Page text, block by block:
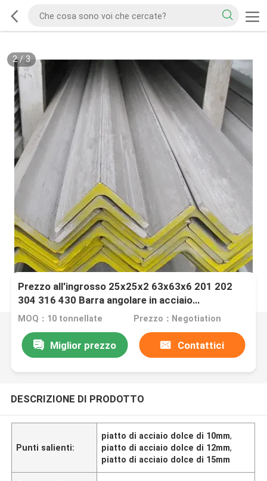
2/3
Prezzo all'ingrosso 25x25x2 63x63x6 201 202
304 316 430 Barra angolare in acciaio
inossidabile laminata a freddo
MOQ：10 tonnellate Prezzo：Negotiation
Miglior prezzo Contattici
DESCRIZIONE DI PRODOTTO
Punti salienti:
piatto di acciaio dolce di 10mm,
piatto di acciaio dolce di 12mm,
piatto di acciaio dolce di 15mm